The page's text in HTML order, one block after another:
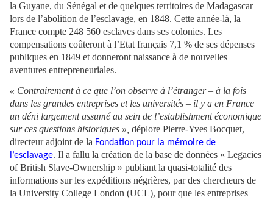
la Guyane, du Sénégal et de quelques territoires de Madagascar
lors de l’abolition de l’esclavage, en 1848. Cette année-là, la
France compte 248 560 esclaves dans ses colonies. Les
compensations coûteront à l’Etat français 7,1 % de ses dépenses
publiques en 1849 et donneront naissance à de nouvelles
aventures entrepreneuriales.
« Contrairement à ce que l’on observe à l’étranger – à la fois
dans les grandes entreprises et les universités – il y a en France
un déni largement assumé au sein de l’establishment économique
sur ces questions historiques », déplore Pierre-Yves Bocquet,
directeur adjoint de la Fondation pour la mémoire de
l’esclavage. Il a fallu la création de la base de données « Legacies
of British Slave-Ownership » publiant la quasi-totalité des
informations sur les expéditions négrières, par des chercheurs de
la University College London (UCL), pour que les entreprises